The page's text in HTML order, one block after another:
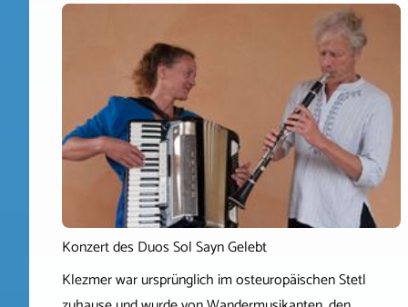
Konzert des Duos Sol Sayn Gelebt
Klezmer war ursprünglich im osteuropäischen Stetl